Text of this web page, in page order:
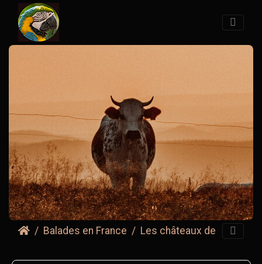
Balades en France Les châteaux de la Loire 2017